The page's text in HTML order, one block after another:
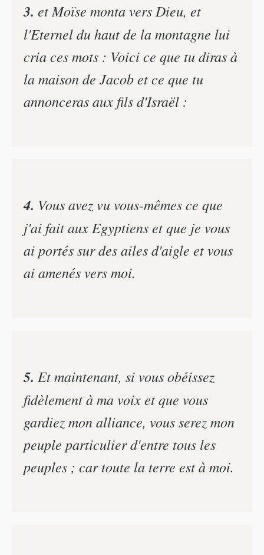
3. et Moïse monta vers Dieu, et
l'Eternel du haut de la montagne lui
cria ces mots : Voici ce que tu diras à
la maison de Jacob et ce que tu
annonceras aux fils d'Israël :
4. Vous avez vu vous-mêmes ce que
j'ai fait aux Egyptiens et que je vous
ai portés sur des ailes d'aigle et vous
ai amenés vers moi.
5. Et maintenant, si vous obéissez
fidèlement à ma voix et que vous
gardiez mon alliance, vous serez mon
peuple particulier d'entre tous les
peuples ; car toute la terre est à moi.